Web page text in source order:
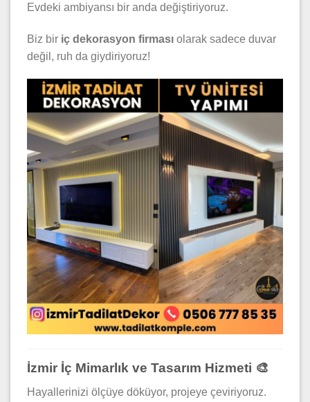
Evdeki ambiyansı bir anda değiştiriyoruz.
Biz bir iç dekorasyon firması olarak sadece duvar
değil, ruh da giydiriyoruz!
İzmir İç Mimarlık ve Tasarım Hizmeti 🎨
Hayallerinizi ölçüye döküyor, projeye çeviriyoruz.